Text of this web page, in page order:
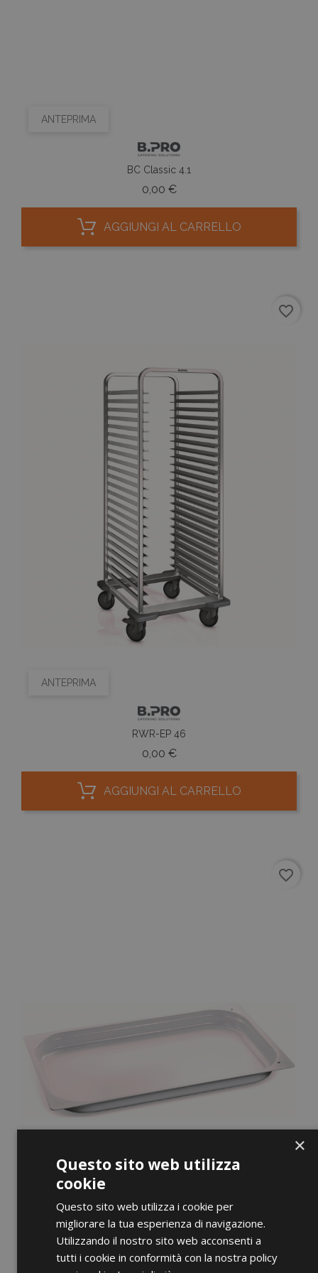
ANTEPRIMA
BC Classic 4.1
0,00 €Prezzo
AGGIUNGI AL CARRELLO
ANTEPRIMA
RWR-EP 46
0,00 €Prezzo
AGGIUNGI AL CARRELLO
favorite_border
ANTEPRIMA
favorite_border
×
Questo sito web utilizza
cookie
Questo sito web utilizza i cookie per
migliorare la tua esperienza di navigazione.
Utilizzando il nostro sito web acconsenti a
tutti i cookie in conformità con la nostra policy